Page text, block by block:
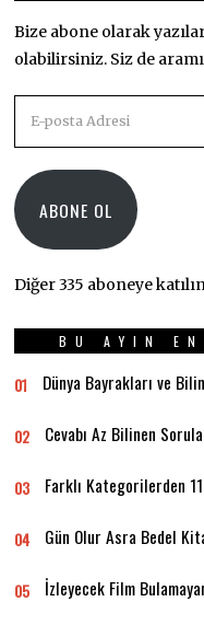
Bize abone olarak
olabilirsiniz. Siz de
posta
ABONE OL
Diğer 335 aboneye
BU AYIN EN
01 Dünya Bayrakları ve
02 Cevabı Az Bilinen
03 Farklı Kategorilerden
04 Gün Olur Asra Bedel
05 İzleyecek Film